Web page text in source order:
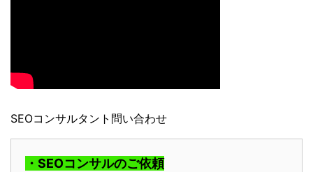
SEOコンサルタント問い合わせ
・SEOコンサルのご依頼